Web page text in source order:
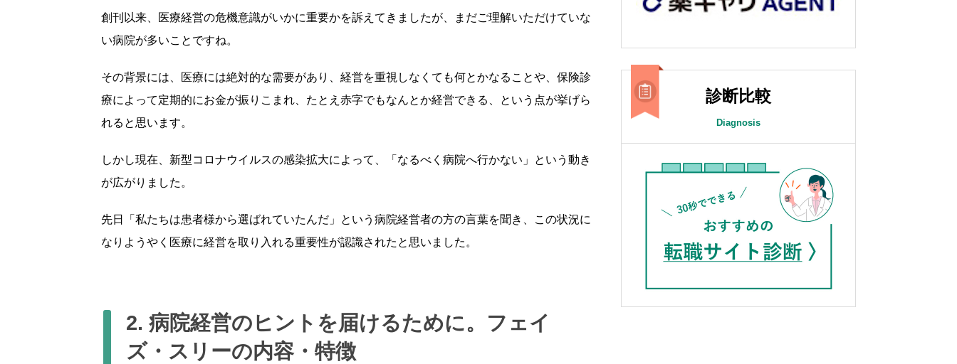
創刊以来、医療経営の危機意識がいかに重要かを訴えてきましたが、まだご理解いただけていな
い病院が多いことですね。
その背景には、医療には絶対的な需要があり、経営を重視しなくても何とかなることや、保険診
療によって定期的にお金が振りこまれ、たとえ赤字でもなんとか経営できる、という点が挙げら
れると思います。
しかし現在、新型コロナウイルスの感染拡大によって、「なるべく病院へ行かない」という動き
が広がりました。
先日「私たちは患者様から選ばれていたんだ」という病院経営者の方の言葉を聞き、この状況に
なりようやく医療に経営を取り入れる重要性が認識されたと思いました。
2. 病院経営のヒントを届けるために。フェイ
ズ・スリーの内容・特徴
診断比較
Diagnosis